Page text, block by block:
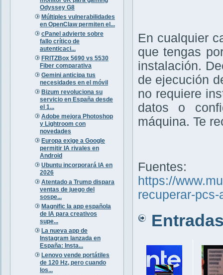
Odyssey G8
Múltiples vulnerabilidades
en OpenClaw permiten el...
cPanel advierte sobre
fallo crítico de
autenticaci...
FRITZBox 5690 vs 5530
Fiber comparativa
Gemini anticipa tus
necesidades en el móvil
Bizum revoluciona su
servicio en España desde
el 1...
Adobe mejora Photoshop
y Lightroom con
novedades
Europa exige a Google
permitir IA rivales en
Android
Ubuntu incorporará IA en
2026
Atentado a Trump dispara
ventas de juego del
sospe...
Magnific la app española
de IA para creativos
supe...
La nueva app de
Instagram lanzada en
España: Insta...
Lenovo vende portátiles
de 120 Hz, pero cuando
los...
En cualquier
que tengas
instalación.
de ejecución
no requiere
datos o
máquina. Te
Fuentes:
https://
recuperar-
Entradas